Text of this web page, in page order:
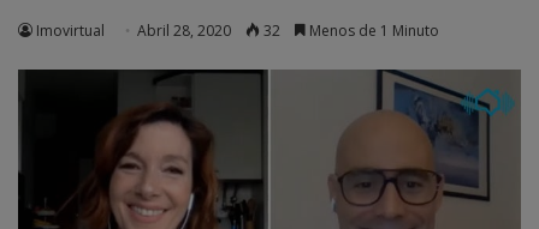
Imovirtual Abril 28, 2020 32 Menos de 1 Minuto